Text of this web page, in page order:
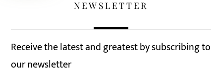
NEWSLETTER
Receive the latest and greatest by subscribing to
our newsletter